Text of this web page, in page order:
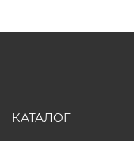
КАТАЛОГ